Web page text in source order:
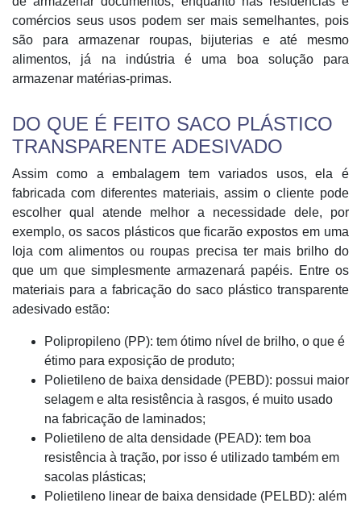
comércios seus usos podem ser mais semelhantes, pois
são para armazenar roupas, bijuterias e até mesmo
alimentos, já na indústria é uma boa solução para
armazenar matérias-primas.
DO QUE É FEITO SACO PLÁSTICO
TRANSPARENTE ADESIVADO
Assim como a embalagem tem variados usos, ela é
fabricada com diferentes materiais, assim o cliente pode
escolher qual atende melhor a necessidade dele, por
exemplo, os sacos plásticos que ficarão expostos em uma
loja com alimentos ou roupas precisa ter mais brilho do
que um que simplesmente armazenará papéis. Entre os
materiais para a fabricação do saco plástico transparente
adesivado estão:
Polipropileno (PP): tem ótimo nível de brilho, o que é
étimo para exposição de produto;
Polietileno de baixa densidade (PEBD): possui maior
selagem e alta resistência à rasgos, é muito usado
na fabricação de laminados;
Polietileno de alta densidade (PEAD): tem boa
resistência à tração, por isso é utilizado também em
sacolas plásticas;
Polietileno linear de baixa densidade (PELBD): além